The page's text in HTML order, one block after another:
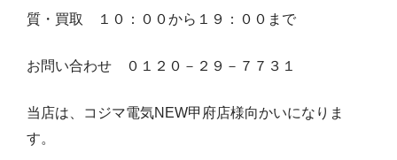
質・買取 １０：００から１９：００まで
お問い合わせ ０１２０－２９－７７３１
当店は、コジマ電気NEW甲府店様向かいになりま
す。